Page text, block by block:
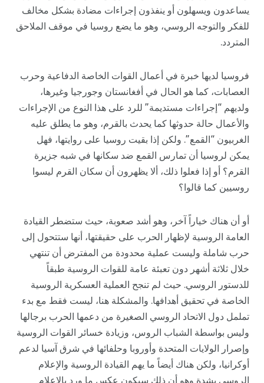
يساعدون ويسهلون أو ينفذون إجراءات مضادة بشكل مخالف
للفكر والتوجه الروسي، وهو ما يضع روسيا في موقف الملاحق
المتردد.
فروسيا لديها خبرة في أعمال القوات الخاصة الدفاعية وحرب
العصابات، كما هو الحال في أفغانستان وجورجيا وغيرها،
ولديهم “إجراءات مستديمة” للرد على هذا النوع من الإجراءات
والأعمال حالة حدوثها كما يحدث بالقرم، وهو ما يطلق عليه
الغربيون “القمع”. ولكن إذا بقيت روسيا على روايتها، فهل
يمكن لروسيا أن تمارس القمع ضد سكانها في شبه جزيرة
القرم؟ أو إذا فعلوا ذلك، ألا يظهرون أن سكان القرم ليسوا
روسيين كما قالوا؟
أو أن هناك خياراً آخر، وهو أشد صعوبة، حيث ستضطر القيادة
العامة الروسية لإظهار الحرب على حقيقتها، أنها ستتحول إلى
حرب شاملة وليست عملية محدودة من المفترض أن تنتهي
خلال ثلاثة أشهر دون تعبئة عامة للقوات الروسية طبقاً
للدستور الروسي. حيث لم تنجح العملية العسكرية الروسية
الخاصة في تحقيق أهدافها. والمشكلة هنا، ليست فقط مع بدء
تململ دول الاتحاد الروسي الصغيرة من دعمها الحرب برجالها
وليس بواسطة الشباب الروس، وزيادة خسائر القوات الروسية
وإصرار الولايات المتحدة وأوروبا وحلفائها في شرق آسيا لدعم
أوكرانيا، ولكن هناك أيضاً ما يهم القيادة الروسية والإعلام
الروسي بشدة وهو أن ذلك سيكون عكس ما ورد بالإعلام